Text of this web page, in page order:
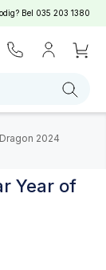
Bel 035 203 1380
2024
Year of